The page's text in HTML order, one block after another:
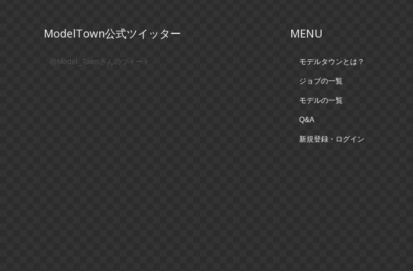
ModelTown公式ツイッター
@Model_Townさんのツイート
MENU
モデルタウンとは？
ジョブの一覧
モデルの一覧
Q&A
新規登録・ログイン